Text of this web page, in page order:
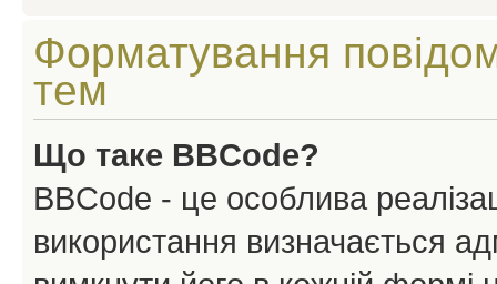
Форматування
тем
Що таке BBCode?
BBCode - це особлива
використання визначається